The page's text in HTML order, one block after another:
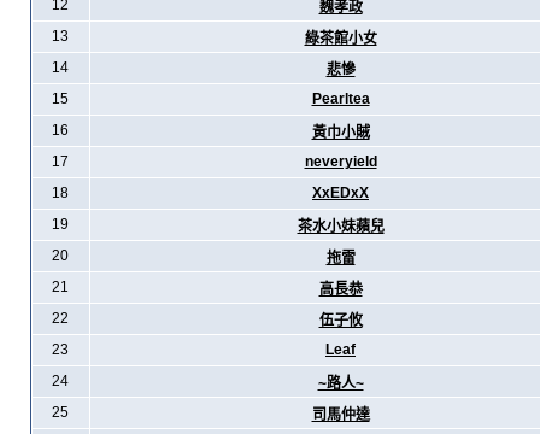
12
魏孝政
13
綠茶館小女
14
悲慘
15
Pearltea
16
黃巾小賊
17
neveryield
18
XxEDxX
19
茶水小妹蘋兒
20
拖雷
21
高長恭
22
伍子攸
23
Leaf
24
~路人~
25
司馬仲達